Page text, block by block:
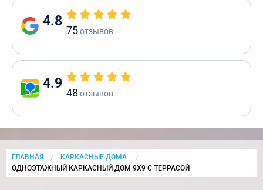
4.8
75отзывов
4.9
48 отзывов
ГЛАВНАЯ
КАРКАСНЫЕ ДОМА
CURRENT:
ОДНОЭТАЖНЫЙ КАРКАСНЫЙ ДОМ 9Х9 С ТЕРРАСОЙ